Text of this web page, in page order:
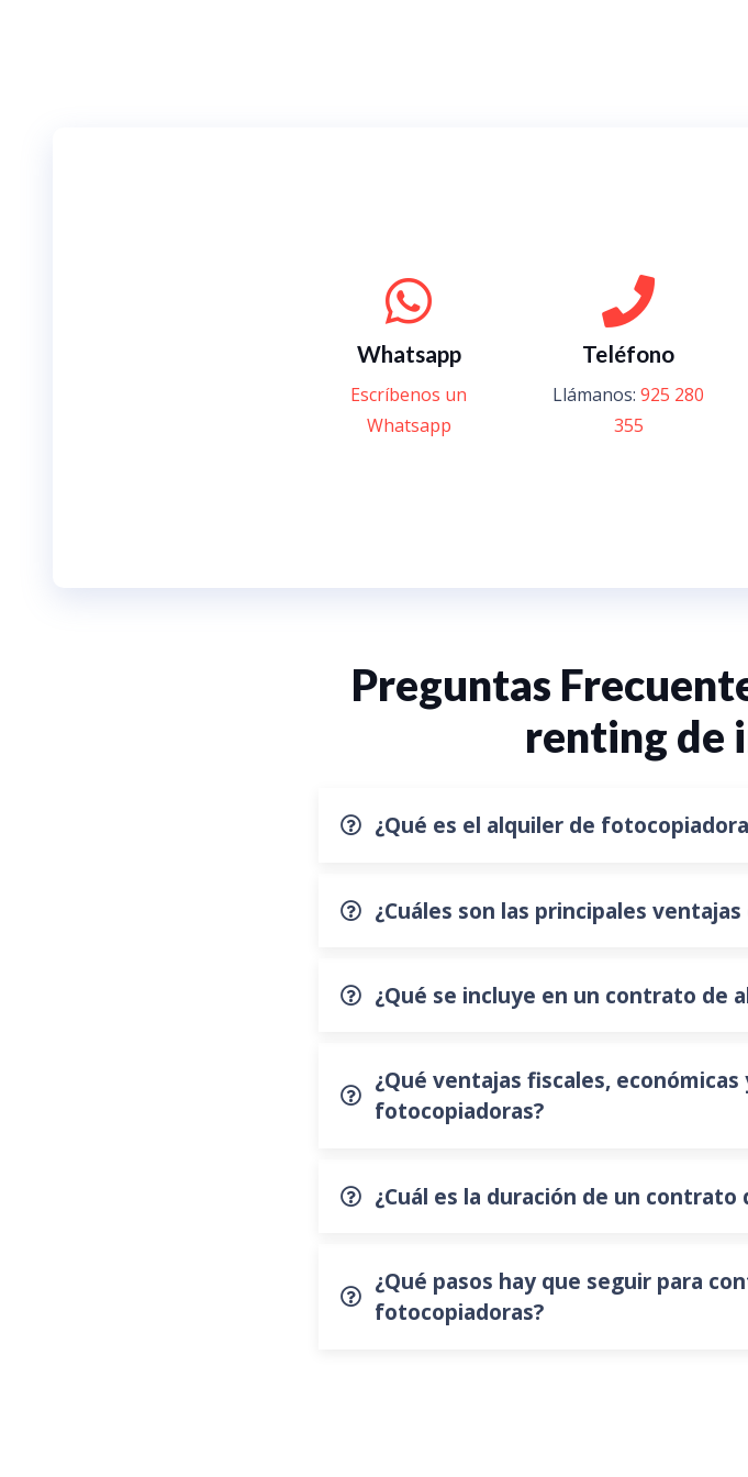
Whatsapp
Escríbenos un
Whatsapp
Teléfono
Llámanos: 925 280
355
Preguntas
renting de
¿Qué es el alquiler de
¿Cuáles son las principales
¿Qué se incluye en un contrato de
¿Qué ventajas fiscales,
fotocopiadoras?
¿Cuál es la duración de un
¿Qué pasos hay que seguir para
fotocopiadoras?